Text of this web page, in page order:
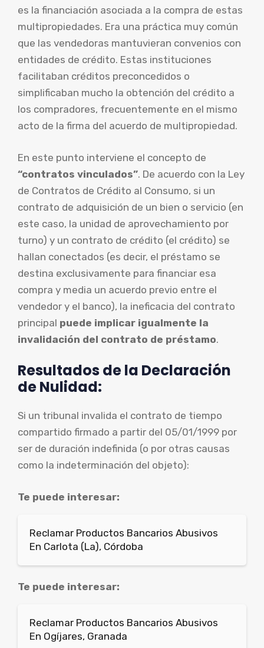
es la financiación asociada a la compra de estas
multipropiedades. Era una práctica muy común
que las vendedoras mantuvieran convenios con
entidades de crédito. Estas instituciones
facilitaban créditos preconcedidos o
simplificaban mucho la obtención del crédito a
los compradores, frecuentemente en el mismo
acto de la firma del acuerdo de multipropiedad.
En este punto interviene el concepto de
“contratos vinculados”. De acuerdo con la Ley
de Contratos de Crédito al Consumo, si un
contrato de adquisición de un bien o servicio (en
este caso, la unidad de aprovechamiento por
turno) y un contrato de crédito (el crédito) se
hallan conectados (es decir, el préstamo se
destina exclusivamente para financiar esa
compra y media un acuerdo previo entre el
vendedor y el banco), la ineficacia del contrato
principal puede implicar igualmente la
invalidación del contrato de préstamo.
Resultados de la Declaración
de Nulidad:
Si un tribunal invalida el contrato de tiempo
compartido firmado a partir del 05/01/1999 por
ser de duración indefinida (o por otras causas
como la indeterminación del objeto):
Te puede interesar:
Reclamar Productos Bancarios Abusivos
En Carlota (La), Córdoba
Te puede interesar:
Reclamar Productos Bancarios Abusivos
En Ogíjares, Granada